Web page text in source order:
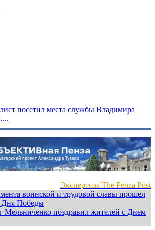
посетил места службы Владимира
Экспертиза The Penza Post
воинской и трудовой славы прошел
Дня Победы
Мельниченко поздравил жителей с Днем